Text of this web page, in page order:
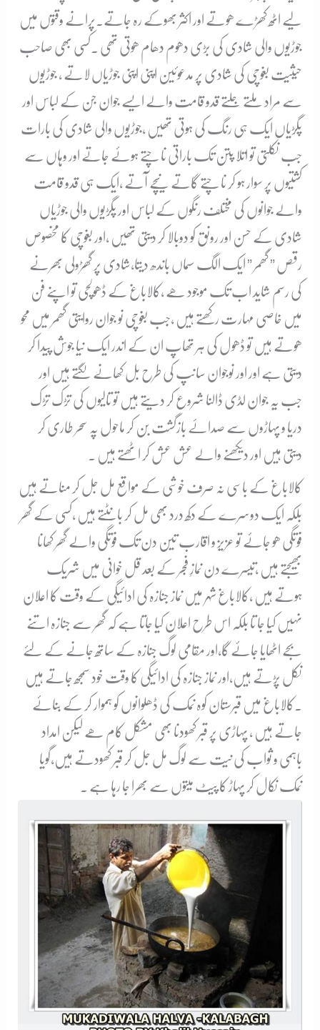
لیے اٹھ کھڑے ھوتے اور اکثر بھوکے رہ جاتے۔پرانے وقتوں میں
جوڑیوں والی شادی کی بڑی دھوم دھام ھوتی تھی ۔کسی بھی صاحب
حیثیت بغوچی کی شادی پر مدعوئین اپنی اپنی جوڑیاں لاتے ، جوڑیوں
سے مراد ملتے جلتے قدو قامت والے ایسے جوان جن کے لباس اور
پگڑیاں ایک ہی رنگ کی ہوتی تھیں ،جوڑیوں والی شادی کی بارات
جب نکلتی تو اتلا پتن تک باراتی ناچتے ہوئے جاتے اور وہاں سے
کشتیوں پر سوار ہو کر ناچتے گاتے نیچے آتے ،ایک ہی قدو قامت
والے جوانوں کی مختلف رنگوں کے لباس اور پگڑیوں والی جوڑیاں
شادی کے حسن اور رونق کو دوبالا کر دیتی تھیں ،اور بغوچی کا مخصوص
رقص ” گھمر ” ایک الگ سماں باندھ دیتا،شادی پر گھڑولی بھرنے
کی رسم شاید اب تک موجود ھے ،کالاباغ کے ڈھولچی تو اپنے فن
میں خاصی مہارت رکھتے ہیں ،جب بغوچی نو جوان روایتی گھمر میں محو
ھوتے ہیں تو ڈھول کی ہر تھاپ ان کے اندر ایک نیا جوش پیدا کر
دیتی ہے اور اور نوجوان سانپ کی طرح بل کھانے لگتے ہیں اور
جب یہ جوان لڈی ڈالنا شروع کر دیتے ہیں تو تالیوں کی تڑک تڑک
دریا و پہاڑوں سے صداۓ بازگشت بن کر ماحول پہ سحر طاری کر
دیتی ہیں اور دیکھنے والے عش عش کر اٹھتے ہیں ۔
کالاباغ کے باسی نہ صرف خوشی کے مواقع مل جل کر مناتے ہیں
بلکہ ایک دوسرے کے دکھ درد بھی مل کر بانٹتے ہیں ،کسی کے گھر
فوتگی ھو جائے تو عزیز و اقارب تین دن تک فوتگی والے گھر کھانا
بھیجتے ہیں ،تیسرے دن نمازِ فجر کے بعد قل خوانی میں شریک
ہوتے ہیں ،کالاباغ شہر میں نماز جنازہ کی ادائیگی کے وقت کا اعلان
نہیں کیا جا تا بلکہ اس طرح اعلان کیا جاتا ہے کہ گھر سے جنازہ اتنے
بجے اٹھایا جائے گا،اور مقامی لوگ جنازہ کے ساتھ جانے کے لئے
نکل پڑتے ہیں،اور نماز جنازہ کی ادائیگی کا وقت خود سمجھ جاتے ہیں
۔کالاباغ میں قبرستان کوہ نمک کی ڈھلوانوں کو ہموار کر کے بنائے
جاتے ہیں ، پہاڑی پر قبر کھودنا بھی مشکل کام ھے لیکن امداد
باہمی و ثواب کی نیت سے لوگ مل جل کر قبر کھودتے ہیں،گویا
نمک نکال کر پہاڑ کا پیٹ میتوں سے بھرا جا رہا ہے ۔